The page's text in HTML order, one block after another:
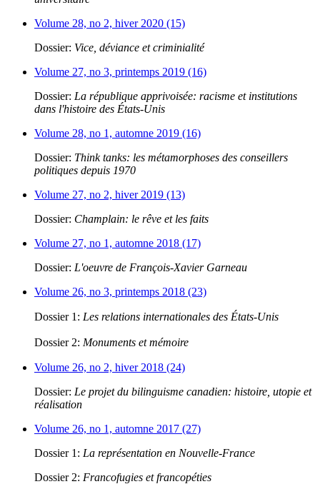
Volume 28, no 2, hiver 2020 (15)
Dossier: Vice, déviance et criminialité
Volume 27, no 3, printemps 2019 (16)
Dossier: La république apprivoisée: racisme et institutions
dans l'histoire des États-Unis
Volume 28, no 1, automne 2019 (16)
Dossier: Think tanks: les métamorphoses des conseillers
politiques depuis 1970
Volume 27, no 2, hiver 2019 (13)
Dossier: Champlain: le rêve et les faits
Volume 27, no 1, automne 2018 (17)
Dossier: L'oeuvre de François-Xavier Garneau
Volume 26, no 3, printemps 2018 (23)
Dossier 1: Les relations internationales des États-Unis
Dossier 2: Monuments et mémoire
Volume 26, no 2, hiver 2018 (24)
Dossier: Le projet du bilinguisme canadien: histoire, utopie et
réalisation
Volume 26, no 1, automne 2017 (27)
Dossier 1: La représentation en Nouvelle-France
Dossier 2: Francofugies et francopéties